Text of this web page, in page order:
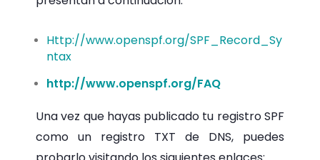
Http://www.openspf.org/SPF_Record_Sy
ntax
http://www.openspf.org/FAQ
Una vez que hayas publicado tu registro SPF
como un registro TXT de DNS, puedes